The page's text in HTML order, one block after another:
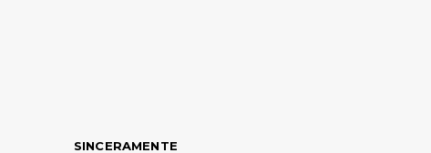
SINCERAMENTE